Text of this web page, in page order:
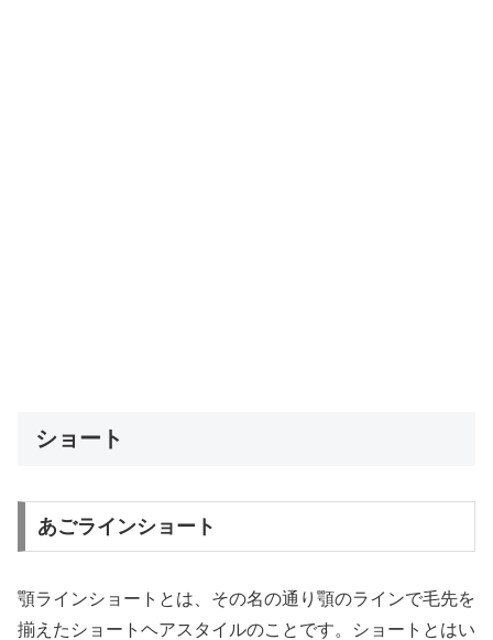
ショート
あごラインショート
顎ラインショートとは、その名の通り顎のラインで毛先を
揃えたショートヘアスタイルのことです。ショートとはい